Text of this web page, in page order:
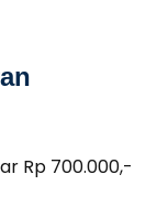
Rp 700.000,-